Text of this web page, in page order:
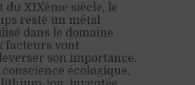
du XIXème siècle, le
resté un métal
dans le domaine
facteurs vont
son importance.
conscience écologique,